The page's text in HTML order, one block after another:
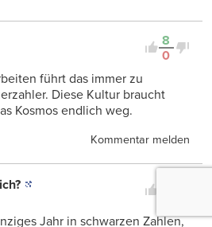
8
0
führt das immer zu
Diese Kultur braucht
Kosmos endlich weg.
Kommentar melden
Jahr in schwarzen Zahlen,